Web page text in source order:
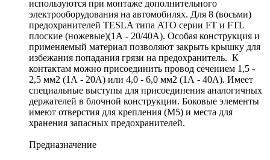
используются при монтаже дополнительного
электрооборудования на автомобилях. Для 8 (восьми)
предохранителей TESLA типа ATO серии FT и FTL
плоские (ножевые)(1А - 20/40А). Особая конструкция и
применяемый материал позволяют закрыть крышку для
избежания попадания грязи на предохранитель. К
контактам можно присоединить провод сечением 1,5 -
2,5 мм2 (1А - 20А) или 4,0 - 6,0 мм2 (1А - 40А). Имеет
специальные выступы для присоединения аналогичных
держателей в блочной конструкции. Боковые элементы
имеют отверстия для крепления (М5) и места для
хранения запасных предохранителей.
Предназначение